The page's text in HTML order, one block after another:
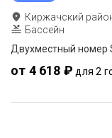
Киржачский
Бассейн
Двухместный номер
от 4 618 ₽ для 2